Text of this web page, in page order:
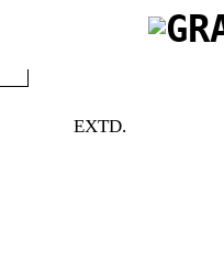
EXTD.